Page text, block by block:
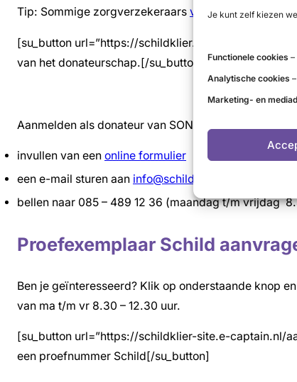
Je kunt zelf kiezen
Functionele cookies
Analytische cookies
Marketing- en
Tip: Sommige zorgverzekeraars vergoeden het
[su_button url=”https://schildklier.nl/over-son/help-
van het donateurschap.[/su_button]
Aanmelden als donateur van SON kan als volgt:
invullen van een online formulier
een e-mail sturen aan info@schildklier.nl
bellen naar 085 – 489 12 36 (maandag t/m vrijdag
Proefexemplaar Schild
Ben je geïnteresseerd? Klik op onderstaande knop
van ma t/m vr 8.30 – 12.30 uur.
[su_button url=”https://schildklier-site.e-captain.nl/
een proefnummer Schild[/su_button]